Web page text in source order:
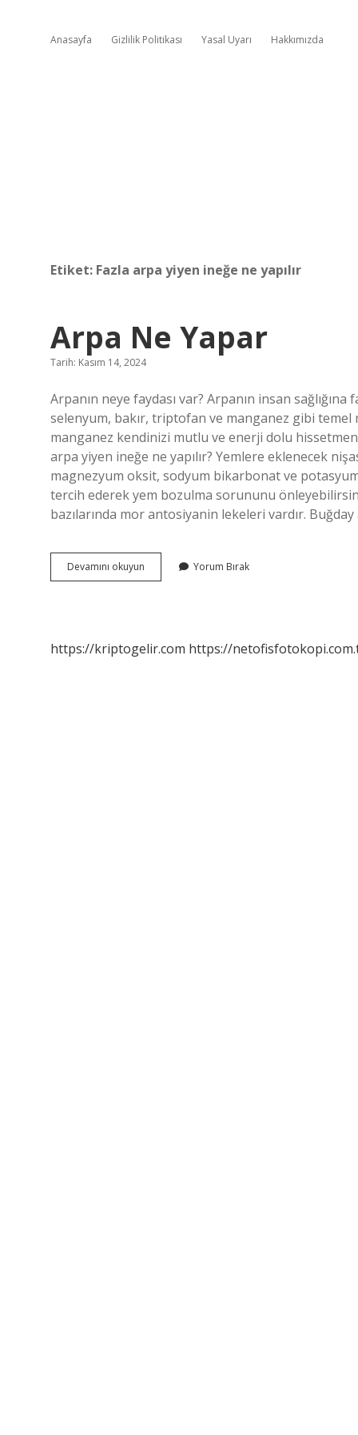
Anasayfa Gizlilik Politikası Yasal Uyarı Hakkımızda
Etiket: Fazla arpa yiyen ineğe ne yapılır
Arpa Ne Yapar
Tarih: Kasım 14, 2024
Arpanın neye faydası var? Arpanın insan
selenyum, bakır, triptofan ve manganez gibi
manganez kendinizi mutlu ve enerji dolu
arpa yiyen ineğe ne yapılır? Yemlere eklenecek
magnezyum oksit, sodyum bikarbonat ve
tercih ederek yem bozulma sorununu
bazılarında mor antosiyanin lekeleri vardır.
Devamını okuyun
Ne
Yorum Bırak
https://kriptogelir.com https://